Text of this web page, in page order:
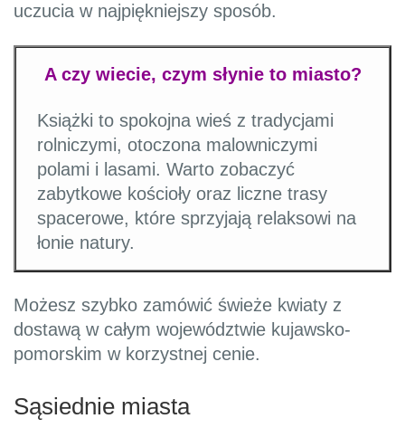
uczucia w najpiękniejszy sposób.
A czy wiecie, czym słynie to miasto?
Książki to spokojna wieś z tradycjami
rolniczymi, otoczona malowniczymi
polami i lasami. Warto zobaczyć
zabytkowe kościoły oraz liczne trasy
spacerowe, które sprzyjają relaksowi na
łonie natury.
Możesz szybko zamówić świeże kwiaty z
dostawą w całym województwie kujawsko-
pomorskim w korzystnej cenie.
Sąsiednie miasta